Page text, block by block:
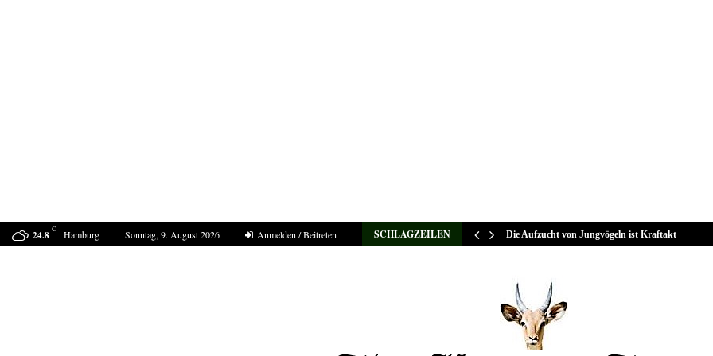
24.8 C Hamburg Sonntag, 9. August 2026 Anmelden / Beitreten SCHLAGZEILEN
Sucht Putin den Casus belli mit Deutschland? Die Aufzucht von Jungvögeln ist Kraftakt